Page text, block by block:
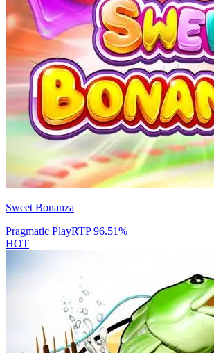
Sweet Bonanza
Pragmatic PlayRTP96.51%
HOT